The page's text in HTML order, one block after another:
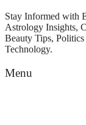
Stay Informed with
Astrology Insights,
Beauty Tips,
Technology.
Menu